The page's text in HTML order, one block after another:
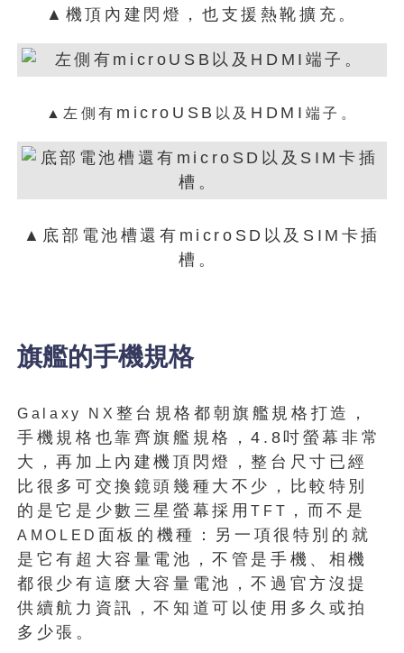
▲機頂內建閃燈，也支援熱靴擴充。
▲左側有 microUSB 以及 HDMI 端子。
▲底部電池槽還有microSD以及SIM卡插
槽。
旗艦的手機規格
Galaxy NX 整台規格都朝旗艦規格打造，
手機規格也靠齊旗艦規格，4.8吋螢幕非常
大，再加上內建機頂閃燈，整台尺寸已經
比很多可交換鏡頭幾種大不少，比較特別
的是它是少數三星螢幕採用TFT ，而不是
AMOLED 面板的機種：另一項很特別的就
是它有超大容量電池，不管是手機、相機
都很少有這麼大容量電池，不過官方沒提
供續航力資訊，不知道可以使用多久或拍
多少張。